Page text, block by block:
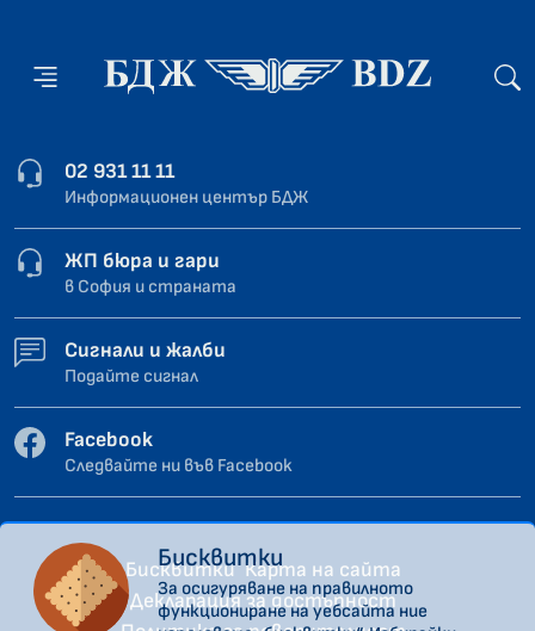
02 931 11 11
Информационен център БДЖ
ЖП бюра и гари
в София и страната
Сигнали и жалби
Подайте сигнал
Facebook
Следвайте ни във Facebook
Бисквитки Карта на сайта
Декларация за достъпност
Бисквитки
За осигуряване на правилното
функциониране на уебсайта ние